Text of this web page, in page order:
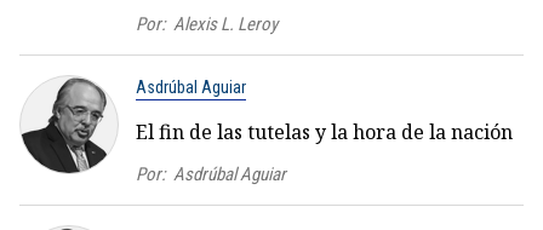
Por: Alexis L. Leroy
Asdrúbal Aguiar
El fin de las tutelas y la hora de la nación
Por: Asdrúbal Aguiar